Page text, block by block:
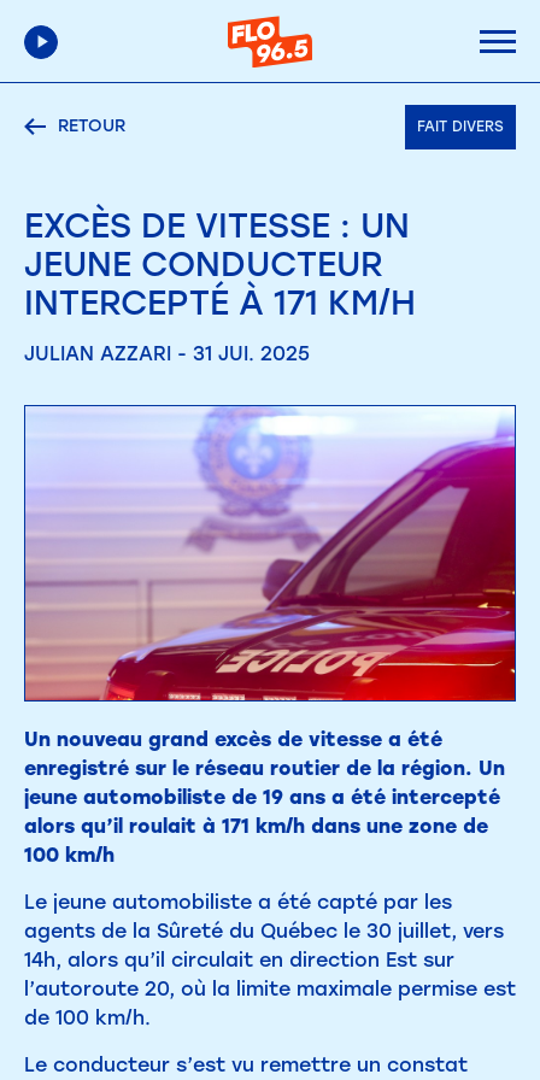
RETOUR FAIT DIVERS
EXCÈS DE VITESSE : UN
JEUNE CONDUCTEUR
INTERCEPTÉ À 171 KM/H
JULIAN AZZARI - 31 JUI. 2025
Un nouveau grand excès de vitesse a été
enregistré sur le réseau routier de la région. Un
jeune automobiliste de 19 ans a été intercepté
alors qu’il roulait à 171 km/h dans une zone de
100 km/h
Le jeune automobiliste a été capté par les
agents de la Sûreté du Québec le 30 juillet, vers
14h, alors qu’il circulait en direction Est sur
l’autoroute 20, où la limite maximale permise est
de 100 km/h.
Le conducteur s’est vu remettre un constat